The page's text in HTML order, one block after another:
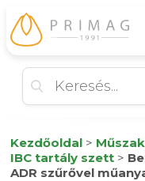
Kezdőoldal >
IBC tartály szett >
ADR szűrővel